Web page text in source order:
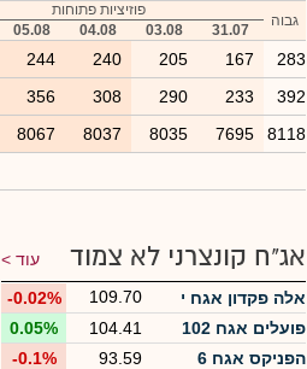
גבוה
פוזיציות פתוחות
31.07
03.08
04.08
05.08
283
167
205
240
244
392
233
290
308
356
8118
7695
8035
8037
8067
אג"ח קונצרני לא צמוד
עוד >
אלה פקדון אגח י
109.70
-0.02%
פועלים אגח 102
104.41
0.05%
הפניקס אגח 6
93.59
-0.1%